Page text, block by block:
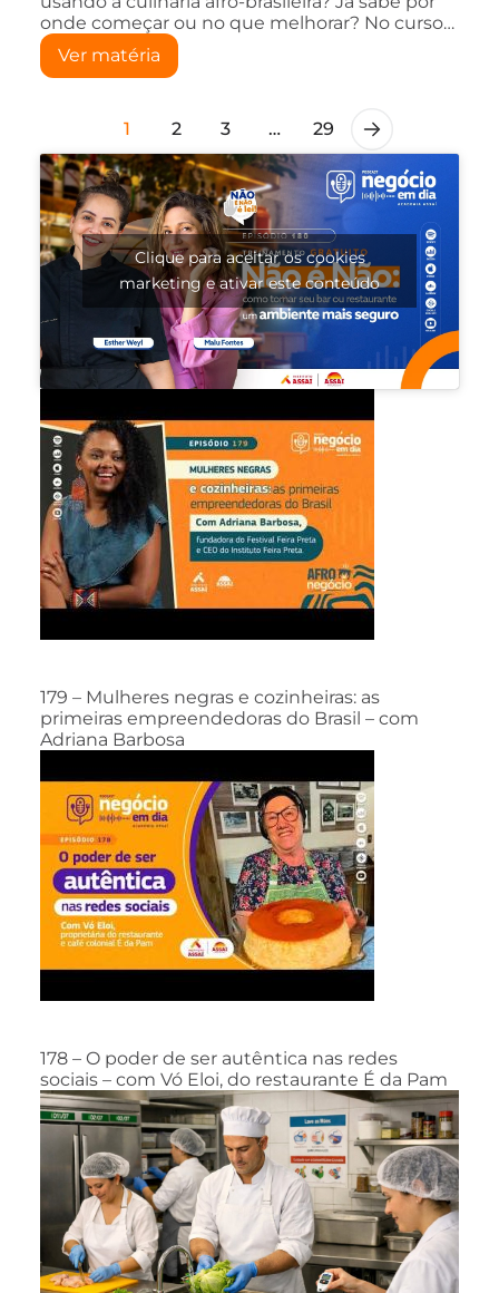
onde começar ou no que melhorar? No curso…
Ver matéria
1 2 3 … 29
Clique para aceitar os cookies
marketing e ativar este conteúdo
179 – Mulheres negras e cozinheiras: as
primeiras empreendedoras do Brasil – com
Adriana Barbosa
178 – O poder de ser autêntica nas redes
sociais – com Vó Eloi, do restaurante É da Pam